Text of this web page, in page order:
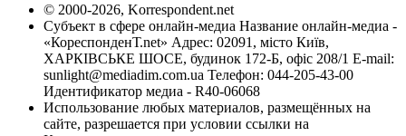
© 2000-2026, Korrespondent.net
Субъект в сфере онлайн-медиа Название онлайн-медиа -
«КореспонденТ.net» Адрес: 02091, місто Київ,
ХАРКІВСЬКЕ ШОСЕ, будинок 172-Б, офіс 208/1 E-mail:
sunlight@mediadim.com.ua Телефон: 044-205-43-00
Идентификатор медиа - R40-06068
Использование любых материалов, размещённых на
сайте, разрешается при условии ссылки на